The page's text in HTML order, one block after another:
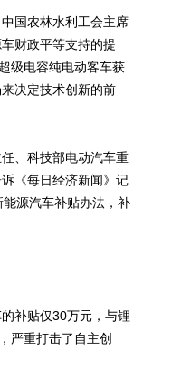
国农林水利工会主席
财政平等支持的提
级电容纯电动客车获
决定技术创新的前
、科技部电动汽车重
《每日经济新闻》记
源汽车补贴办法，补
补贴仅30万元，与锂
严重打击了自主创